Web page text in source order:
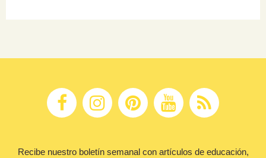
Recibe nuestro boletín semanal con artículos de educación,